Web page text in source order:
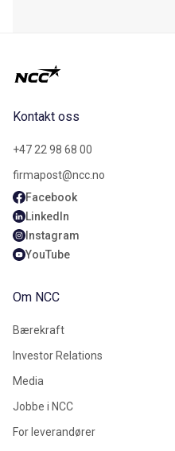
Kontakt oss
+47 22 98 68 00
firmapost@ncc.no
Facebook
LinkedIn
Instagram
YouTube
Om NCC
Bærekraft
Investor Relations
Media
Jobbe i NCC
For leverandører